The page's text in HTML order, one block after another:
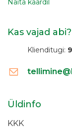
Näita kaardil
Kas vajad abi?
Klienditugi:
Üldinfo
KKK